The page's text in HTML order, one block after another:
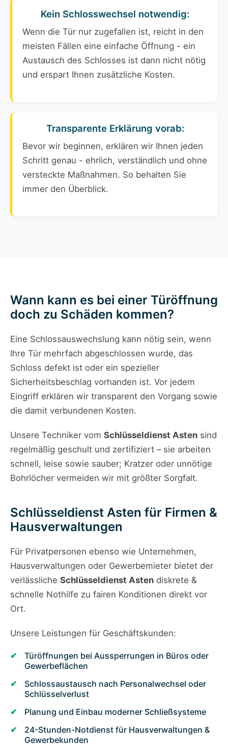
Kein Schlosswechsel notwendig:
Wenn die Tür nur zugefallen ist, reicht in den
meisten Fällen eine einfache Öffnung - ein
Austausch des Schlosses ist dann nicht nötig
und erspart Ihnen zusätzliche Kosten.
Transparente Erklärung vorab:
Bevor wir beginnen, erklären wir Ihnen jeden
Schritt genau - ehrlich, verständlich und ohne
versteckte Maßnahmen. So behalten Sie
immer den Überblick.
Wann kann es bei einer Türöffnung
doch zu Schäden kommen?
Eine Schlossauswechslung kann nötig sein, wenn
Ihre Tür mehrfach abgeschlossen wurde, das
Schloss defekt ist oder ein spezieller
Sicherheitsbeschlag vorhanden ist. Vor jedem
Eingriff erklären wir transparent den Vorgang sowie
die damit verbundenen Kosten.
Unsere Techniker vom Schlüsseldienst Asten sind
regelmäßig geschult und zertifiziert – sie arbeiten
schnell, leise sowie sauber; Kratzer oder unnötige
Bohrlöcher vermeiden wir mit größter Sorgfalt.
Schlüsseldienst Asten für Firmen &
Hausverwaltungen
Für Privatpersonen ebenso wie Unternehmen,
Hausverwaltungen oder Gewerbemieter bietet der
verlässliche Schlüsseldienst Asten diskrete &
schnelle Nothilfe zu fairen Konditionen direkt vor
Ort.
Unsere Leistungen für Geschäftskunden:
Türöffnungen bei Aussperrungen in Büros oder
Gewerbeflächen
Schlossaustausch nach Personalwechsel oder
Schlüsselverlust
Planung und Einbau moderner Schließsysteme
24-Stunden-Notdienst für Hausverwaltungen &
Gewerbekunden